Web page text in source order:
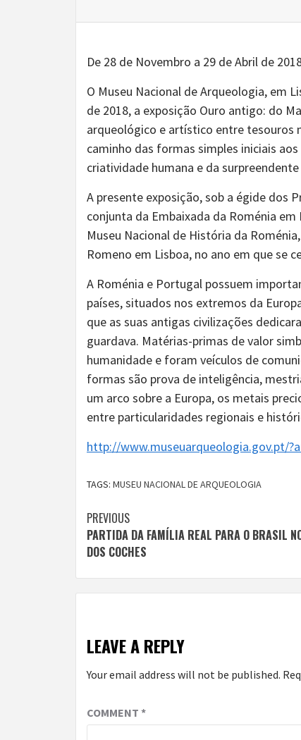
De 28 de Novembro a 29 de Abril de
O Museu Nacional de Arqueologia, em
de 2018, a exposição Ouro antigo: do
arqueológico e artístico entre tesouros
caminho das formas simples iniciais
criatividade humana e da
A presente exposição, sob a égide dos
conjunta da Embaixada da Roménia
Museu Nacional de História da
Romeno em Lisboa, no ano em que se
A Roménia e Portugal possuem
países, situados nos extremos da
que as suas antigas civilizações
guardava. Matérias-primas de valor
humanidade e foram veículos de
formas são prova de inteligência,
um arco sobre a Europa, os metais
entre particularidades regionais e
http://www.museuarqueologia.gov.pt/
TAGS: MUSEU NACIONAL DE ARQUEOLOGIA
Continue
Reading
PREVIOUS
PARTIDA DA FAMÍLIA REAL PARA O BRASIL
DOS COCHES
LEAVE A REPLY
Your email address will not be published.
COMMENT *